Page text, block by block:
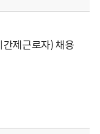
제근로자) 채용